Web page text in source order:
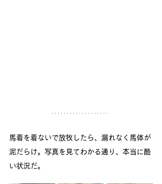
馬着を着ないで放牧したら、漏れなく馬体が
泥だらけ。写真を見てわかる通り、本当に酷
い状況だ。